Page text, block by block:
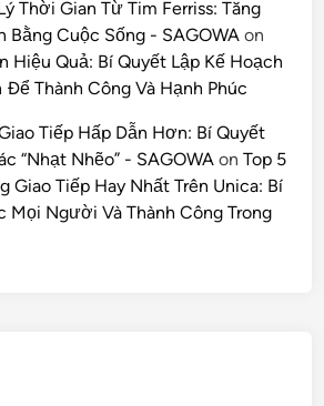
Thời Gian Từ Tim Ferriss: Tăng
Bằng Cuộc Sống - SAGOWA on
Hiệu Quả: Bí Quyết Lập Kế Hoạch
Để Thành Công Và Hạnh Phúc
Tiếp Hấp Dẫn Hơn: Bí Quyết
“Nhạt Nhẽo” - SAGOWA onTop 5
Giao Tiếp Hay Nhất Trên Unica: Bí
Mọi Người Và Thành Công Trong